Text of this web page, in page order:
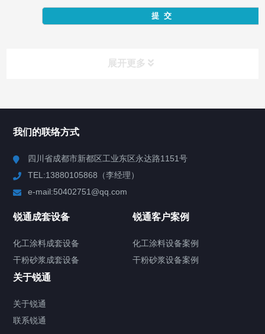
展开更多
混合机
输送机
化工涂料设备
我们的联络方式
四川省成都市新都区工业东区永达路1151号
TEL:13880105868（李经理）
e-mail:50402751@qq.com
锐通成套设备
化工涂料成套设备
干粉砂浆成套设备
锐通客户案例
化工涂料设备案例
干粉砂浆设备案例
关于锐通
关于锐通
联系锐通